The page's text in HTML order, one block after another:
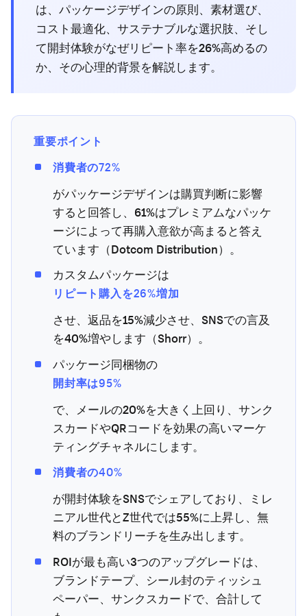
は、パッケージデザインの原則、素材選び、
コスト最適化、サステナブルな選択肢、そし
て開封体験がなぜリピート率を26%高めるの
か、その心理的背景を解説します。
重要ポイント
消費者の72%
がパッケージデザインは購買判断に影響
すると回答し、61%はプレミアムなパッケ
ージによって再購入意欲が高まると答え
ています（Dotcom Distribution）。
カスタムパッケージは
リピート購入を26%増加
させ、返品を15%減少させ、SNSでの言及
を40%増やします（Shorr）。
パッケージ同梱物の
開封率は95%
で、メールの20%を大きく上回り、サンク
スカードやQRコードを効果の高いマーケ
ティングチャネルにします。
消費者の40%
が開封体験をSNSでシェアしており、ミレ
ニアル世代とZ世代では55%に上昇し、無
料のブランドリーチを生み出します。
ROIが最も高い3つのアップグレードは、
ブランドテープ、シール封のティッシュ
ペーパー、サンクスカードで、合計して